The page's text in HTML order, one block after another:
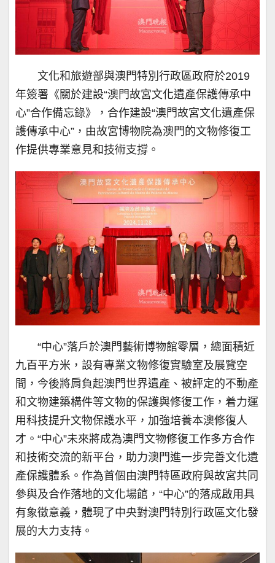
文化和旅遊部與澳門特別行政區政府於2019
年簽署《關於建設“澳門故宮文化遺產保護傳承中
心”合作備忘錄》，合作建設“澳門故宮文化遺產保
護傳承中心”，由故宮博物院為澳門的文物修復工
作提供專業意見和技術支撐。
“中心”落戶於澳門藝術博物館零層，總面積近
九百平方米，設有專業文物修復實驗室及展覽空
間，今後將肩負起澳門世界遺產、被評定的不動產
和文物建築構件等文物的保護與修復工作，着力運
用科技提升文物保護水平，加強培養本澳修復人
才。“中心”未來將成為澳門文物修復工作多方合作
和技術交流的新平台，助力澳門進一步完善文化遺
產保護體系。作為首個由澳門特區政府與故宮共同
參與及合作落地的文化場館，“中心”的落成啟用具
有象徵意義，體現了中央對澳門特別行政區文化發
展的大力支持。